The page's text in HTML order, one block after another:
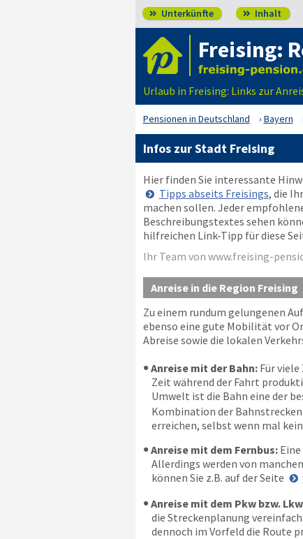
 Unterkünfte  Inhalt
Freising:
Urlaub in Freising: Links zur
Pensionen in Deutschland Bayern
Infos zur Stadt Freising
Hier finden Sie interessante
Tipps abseits Freisings, die
machen sollen. Jeder
Beschreibungstextes sehen
hilfreichen Link-Tipp für diese
Ihr Team von www.freising-
Anreise in die Region Freising
Zu einem rundum gelungenen
ebenso eine gute Mobilität vor
Abreise sowie die lokalen
Anreise mit der Bahn:Für viele
Zeit während der Fahrt
Umwelt ist die Bahn eine der
Kombination der
erreichen, selbst wenn mal
Anreise mit dem Fernbus:Eine
Allerdings werden von
können Sie z.B. auf der Seite
Anreise mit dem Pkw bzw.
die Streckenplanung
dennoch im Vorfeld die Route